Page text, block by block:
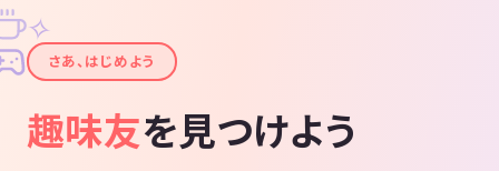
✦
✧
さあ、はじめよう
趣味友を見つけよう